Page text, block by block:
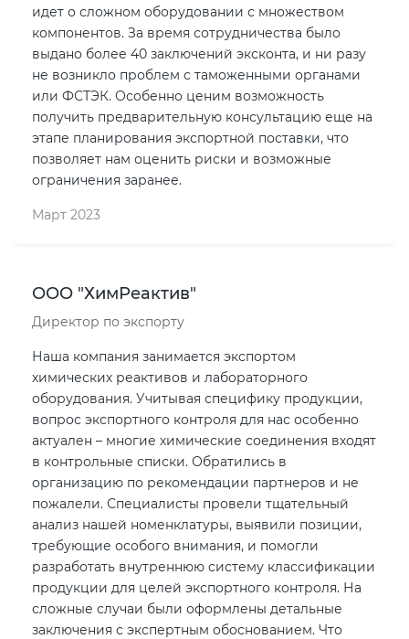
идет о сложном оборудовании с множеством
компонентов. За время сотрудничества было
выдано более 40 заключений эксконта, и ни разу
не возникло проблем с таможенными органами
или ФСТЭК. Особенно ценим возможность
получить предварительную консультацию еще на
этапе планирования экспортной поставки, что
позволяет нам оценить риски и возможные
ограничения заранее.
Март 2023
ООО "ХимРеактив"
Директор по экспорту
Наша компания занимается экспортом
химических реактивов и лабораторного
оборудования. Учитывая специфику продукции,
вопрос экспортного контроля для нас особенно
актуален – многие химические соединения входят
в контрольные списки. Обратились в
организацию по рекомендации партнеров и не
пожалели. Специалисты провели тщательный
анализ нашей номенклатуры, выявили позиции,
требующие особого внимания, и помогли
разработать внутреннюю систему классификации
продукции для целей экспортного контроля. На
сложные случаи были оформлены детальные
заключения с экспертным обоснованием. Что